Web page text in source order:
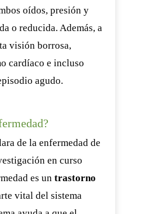
oídos, presión y
o reducida. Además, a
visión borrosa,
cardíaco e incluso
agudo.
de la enfermedad de
en curso
es un trastorno
vital del sistema